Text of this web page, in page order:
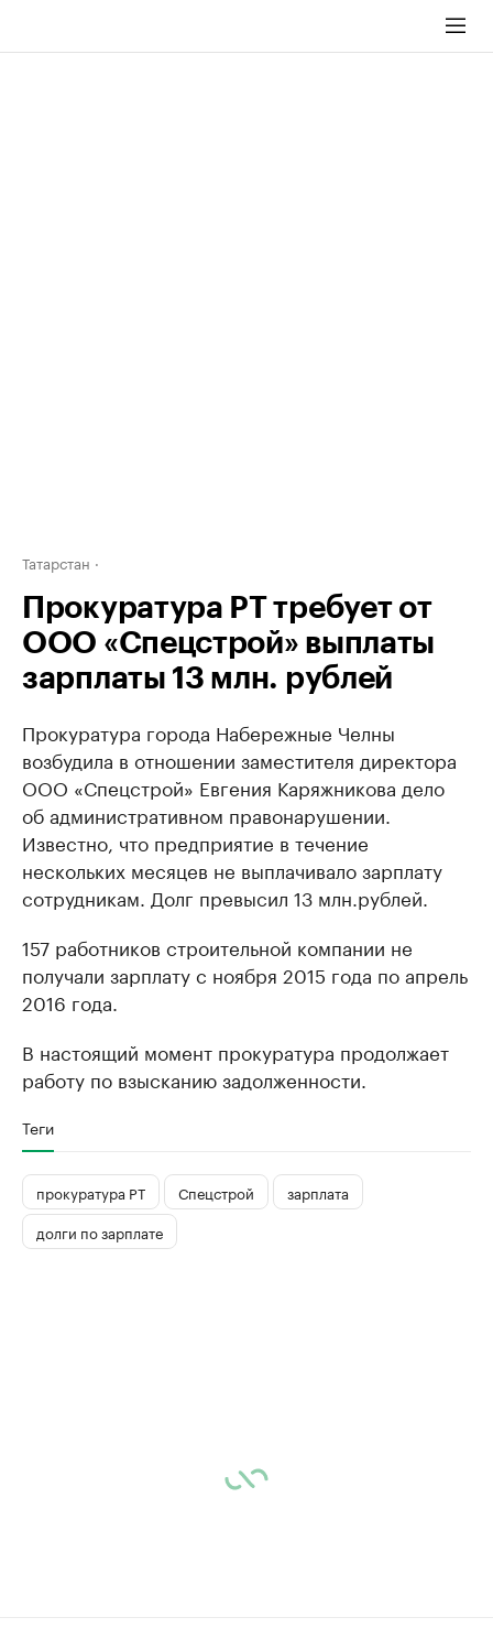
Татарстан
Прокуратура РТ требует от
ООО «Спецстрой» выплаты
зарплаты 13 млн. рублей
Прокуратура города Набережные Челны ​
возбудила в отношении заместителя директора
ООО «Спецстрой» Евгения Каряжникова дело
об административном правонарушении.
Известно, что предприятие в течение
нескольких месяцев не выплачивало зарплату
сотрудникам. Долг превысил 13 млн.рублей.
157 работников строительной компании не
получали зарплату с ноября 2015 года по апрель
2016 года.
В настоящий момент прокуратура продолжает
работу по взысканию задолженности.
Теги
прокуратура РТ Спецстрой
зарплата
долги по зарплате